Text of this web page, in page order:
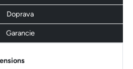
Doprava
Garancie